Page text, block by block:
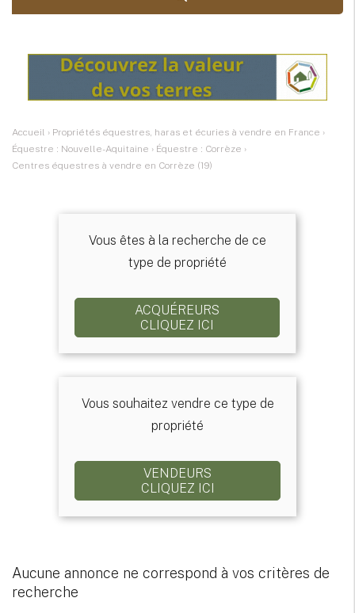
Accueil › Propriétés équestres, haras et écuries à vendre en France ›
Équestre : Nouvelle-Aquitaine › Équestre : Corrèze ›
Centres équestres à vendre en Corrèze (19)
Vous êtes à la recherche de ce
type de propriété
ACQUÉREURS
CLIQUEZ ICI
Vous souhaitez vendre ce type de
propriété
VENDEURS
CLIQUEZ ICI
Aucune annonce ne correspond à vos critères de
recherche